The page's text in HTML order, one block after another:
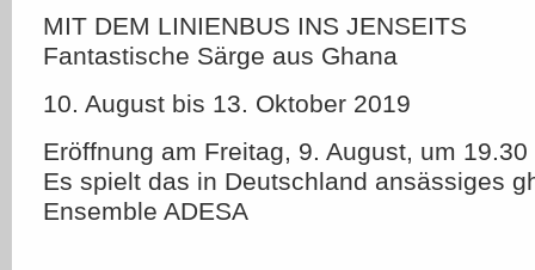
MIT DEM LINIENBUS INS JENSEITS
Fantastische Särge aus Ghana
10. August bis 13. Oktober 2019
Eröffnung am Freitag, 9. August, um 19.30
Es spielt das in Deutschland ansässiges
Ensemble ADESA